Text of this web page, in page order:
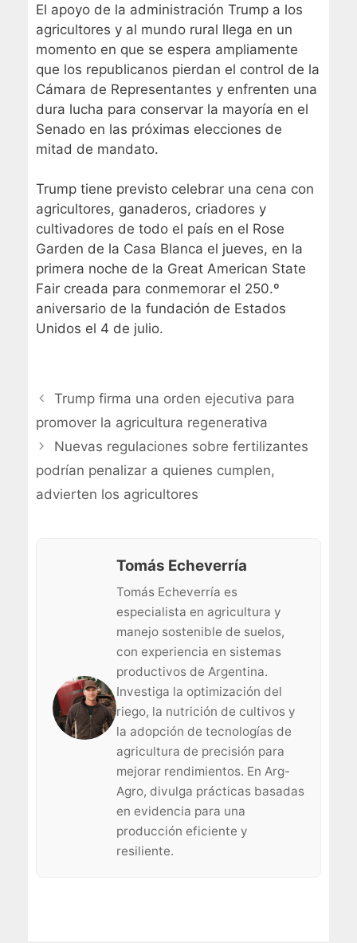
El apoyo de la administración Trump a los
agricultores y al mundo rural llega en un
momento en que se espera ampliamente
que los republicanos pierdan el control de la
Cámara de Representantes y enfrenten una
dura lucha para conservar la mayoría en el
Senado en las próximas elecciones de
mitad de mandato.
Trump tiene previsto celebrar una cena con
agricultores, ganaderos, criadores y
cultivadores de todo el país en el Rose
Garden de la Casa Blanca el jueves, en la
primera noche de la Great American State
Fair creada para conmemorar el 250.º
aniversario de la fundación de Estados
Unidos el 4 de julio.
Trump firma una orden ejecutiva para
promover la agricultura regenerativa
Nuevas regulaciones sobre fertilizantes
podrían penalizar a quienes cumplen,
advierten los agricultores
Tomás Echeverría
Tomás Echeverría es
especialista en agricultura y
manejo sostenible de suelos,
con experiencia en sistemas
productivos de Argentina.
Investiga la optimización del
riego, la nutrición de cultivos y
la adopción de tecnologías de
agricultura de precisión para
mejorar rendimientos. En Arg-
Agro, divulga prácticas basadas
en evidencia para una
producción eficiente y
resiliente.